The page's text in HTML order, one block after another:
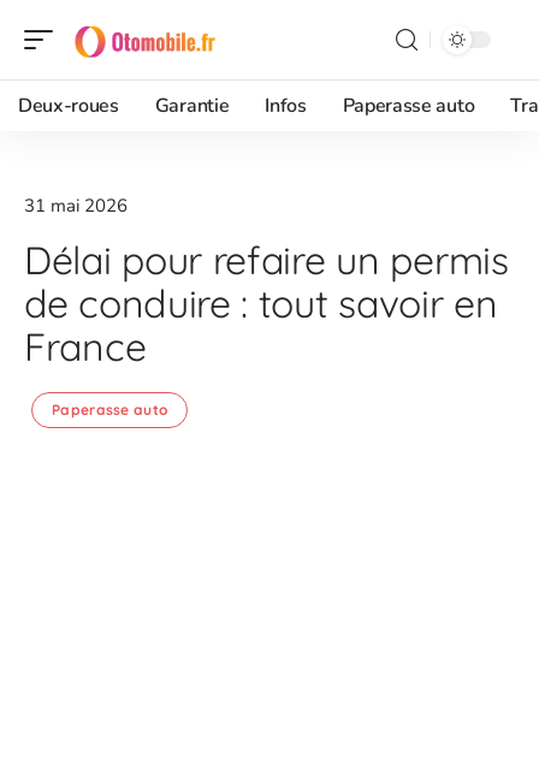
Deux-roues Garantie Infos Paperasse auto
31 mai 2026
Délai pour refaire un permis
de conduire : tout savoir en
France
Paperasse auto